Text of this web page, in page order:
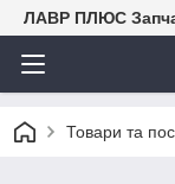
ЛАВР ПЛЮС
Товари та